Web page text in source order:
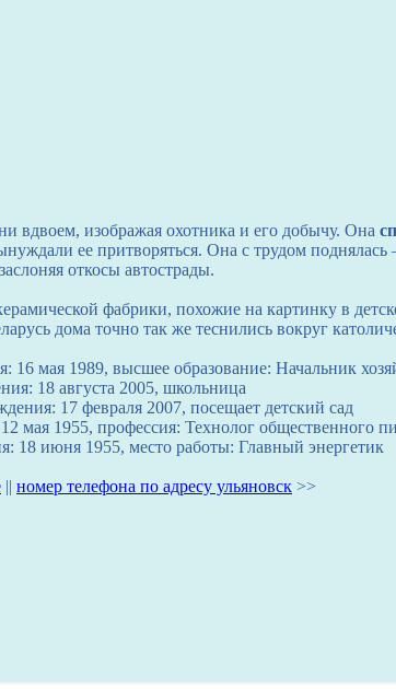
вдвоем, изображая охотника и его добычу. Она
ее притворяться. Она с трудом
откосы автострады.
фабрики, похожие на картинку в
дома точно так же теснились вокруг
мая 1989, высшее образование: Начальник
18 августа 2005, школьница
17 февраля 2007, посещает детский сад
мая 1955, профессия: Технолог общественного
18 июня 1955, место работы: Главный энергетик
|| номер телефона по адресу ульяновск >>